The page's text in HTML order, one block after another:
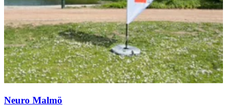
Neuro Malmö